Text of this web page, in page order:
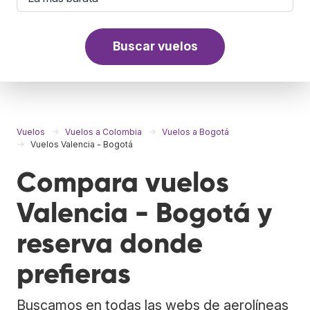
Buscar vuelos
Vuelos Vuelos a Colombia
Vuelos a Bogotá
Vuelos Valencia - Bogotá
Compara vuelos
Valencia - Bogotá y
reserva donde
prefieras
Buscamos en todas las webs de aerolíneas